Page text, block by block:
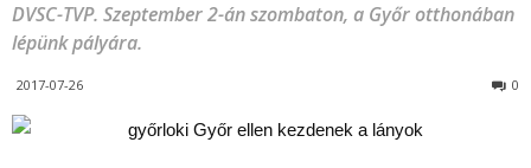
DVSC-TVP. Szeptember 2-án szombaton, a Győr otthonában
lépünk pályára.
2017-07-26 0